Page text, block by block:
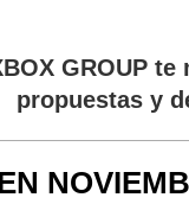
GROUP te
propuestas y